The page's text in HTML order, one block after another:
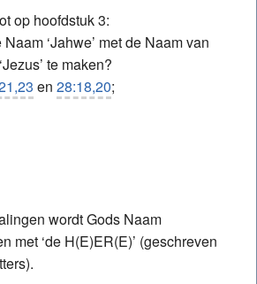
op hoofdstuk 3:
‘Jahwe’ met de Naam van
te maken?
en 28:18,20;
wordt Gods Naam
met ‘de H(E)ER(E)’ (geschreven